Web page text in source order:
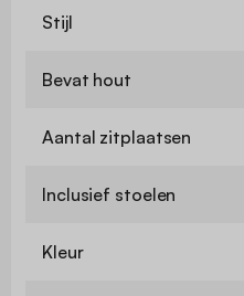
Stijl
Bevat hout
Aantal zitplaatsen
Inclusief stoelen
Kleur